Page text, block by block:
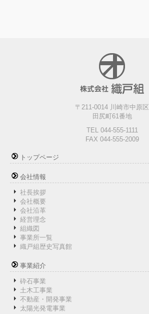
〒211-0014 川崎市中原区
田尻町61番地
TEL 044-555-1111
FAX 044-555-2009
トップページ
会社情報
社長挨拶
会社概要
会社沿革
経営理念
組織図
事業所一覧
織戸組歴史写真館
事業紹介
砕石事業
土木工事業
不動産・開発事業
太陽光発電事業